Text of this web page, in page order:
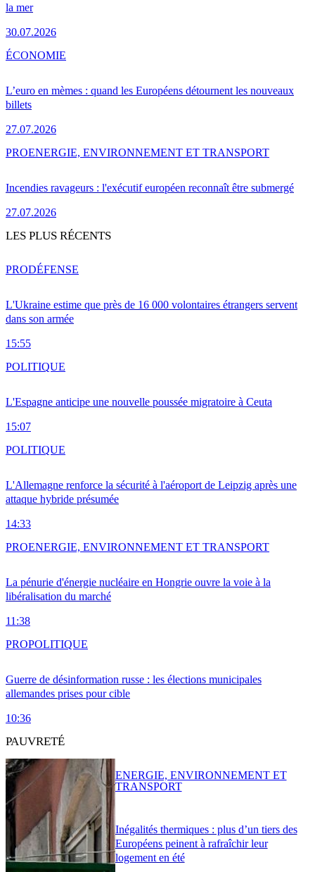
la mer
30.07.2026
L’euro en mèmes : quand les Européens détournent les nouveaux
billets
27.07.2026
ÉCONOMIE
Incendies ravageurs : l'exécutif européen reconnaît être submergé
27.07.2026
PROENERGIE, ENVIRONNEMENT ET TRANSPORT
LES PLUS RÉCENTS
L'Ukraine estime que près de 16 000 volontaires étrangers servent
dans son armée
15:55
PRODÉFENSE
L'Espagne anticipe une nouvelle poussée migratoire à Ceuta
15:07
POLITIQUE
L'Allemagne renforce la sécurité à l'aéroport de Leipzig après une
attaque hybride présumée
14:33
POLITIQUE
La pénurie d'énergie nucléaire en Hongrie ouvre la voie à la
libéralisation du marché
11:38
PROENERGIE, ENVIRONNEMENT ET TRANSPORT
Guerre de désinformation russe : les élections municipales
allemandes prises pour cible
10:36
PROPOLITIQUE
PAUVRETÉ
Inégalités thermiques : plus d’un tiers des
Européens peinent à rafraîchir leur
logement en été
ENERGIE, ENVIRONNEMENT ET
TRANSPORT